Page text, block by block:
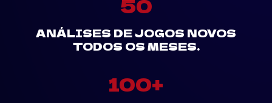
50
ANÁLISES DE JOGOS NOVOS
TODOS OS MESES.
100+